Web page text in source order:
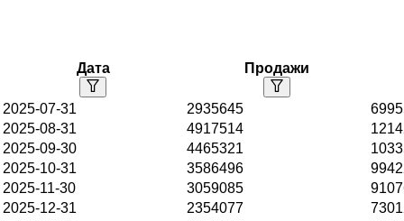
Дата Продажи
2025-07-31 2935645
2025-08-31
4917514
2025-09-30
4465321
2025-10-31
3586496
2025-11-30
3059085
2025-12-31
2354077